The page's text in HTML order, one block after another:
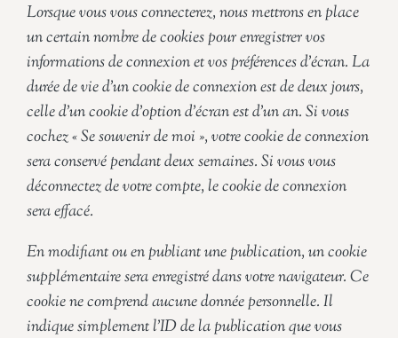
Lorsque vous vous connecterez, nous mettrons en place
un certain nombre de cookies pour enregistrer vos
informations de connexion et vos préférences d’écran. La
durée de vie d’un cookie de connexion est de deux jours,
celle d’un cookie d’option d’écran est d’un an. Si vous
cochez « Se souvenir de moi », votre cookie de connexion
sera conservé pendant deux semaines. Si vous vous
déconnectez de votre compte, le cookie de connexion
sera effacé.
En modifiant ou en publiant une publication, un cookie
supplémentaire sera enregistré dans votre navigateur. Ce
cookie ne comprend aucune donnée personnelle. Il
indique simplement l’ID de la publication que vous